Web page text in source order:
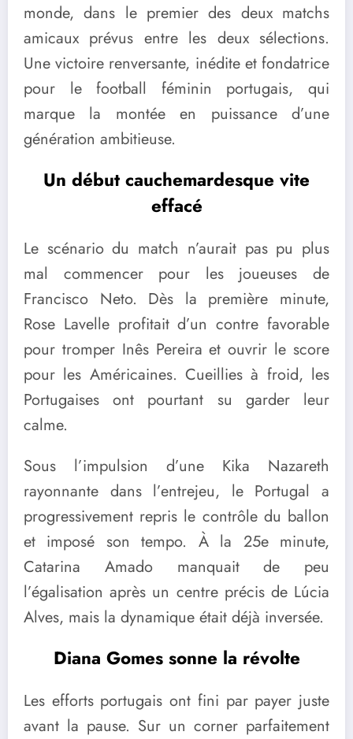
monde, dans le premier des deux matchs
amicaux prévus entre les deux sélections.
Une victoire renversante, inédite et fondatrice
pour le football féminin portugais, qui
marque la montée en puissance d’une
génération ambitieuse.
Un début cauchemardesque vite
effacé
Le scénario du match n’aurait pas pu plus
mal commencer pour les joueuses de
Francisco Neto. Dès la première minute,
Rose Lavelle profitait d’un contre favorable
pour tromper Inês Pereira et ouvrir le score
pour les Américaines. Cueillies à froid, les
Portugaises ont pourtant su garder leur
calme.
Sous l’impulsion d’une Kika Nazareth
rayonnante dans l’entrejeu, le Portugal a
progressivement repris le contrôle du ballon
et imposé son tempo. À la 25e minute,
Catarina Amado manquait de peu
l’égalisation après un centre précis de Lúcia
Alves, mais la dynamique était déjà inversée.
Diana Gomes sonne la révolte
Les efforts portugais ont fini par payer juste
avant la pause. Sur un corner parfaitement